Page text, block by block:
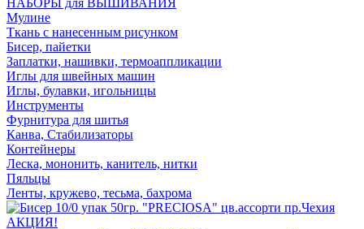
НАБОРЫ для ВЫШИВАНИЯ
Мулине
Ткань с нанесенным рисунком
Бисер, пайетки
Заплатки, нашивки, термоаппликации
Иглы для швейных машин
Иглы, булавки, игольницы
Инструменты
Фурнитура для шитья
Канва, Стабилизаторы
Контейнеры
Леска, мононить, канитель, нитки
Пяльцы
Ленты, кружево, тесьма, бахрома